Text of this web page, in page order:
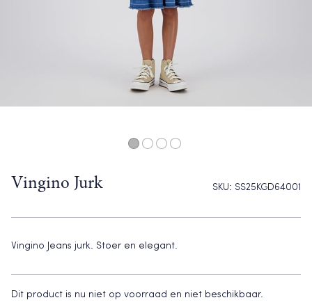
Vingino Jurk SKU: SS25KGD64001
Vingino Jeans jurk. Stoer en elegant.
Dit product is nu niet op voorraad en niet beschikbaar.